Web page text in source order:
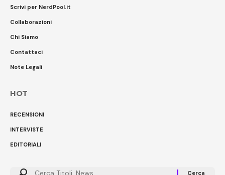
Scrivi per NerdPool.it
Collaborazioni
Chi Siamo
Contattaci
Note Legali
HOT
RECENSIONI
INTERVISTE
EDITORIALI